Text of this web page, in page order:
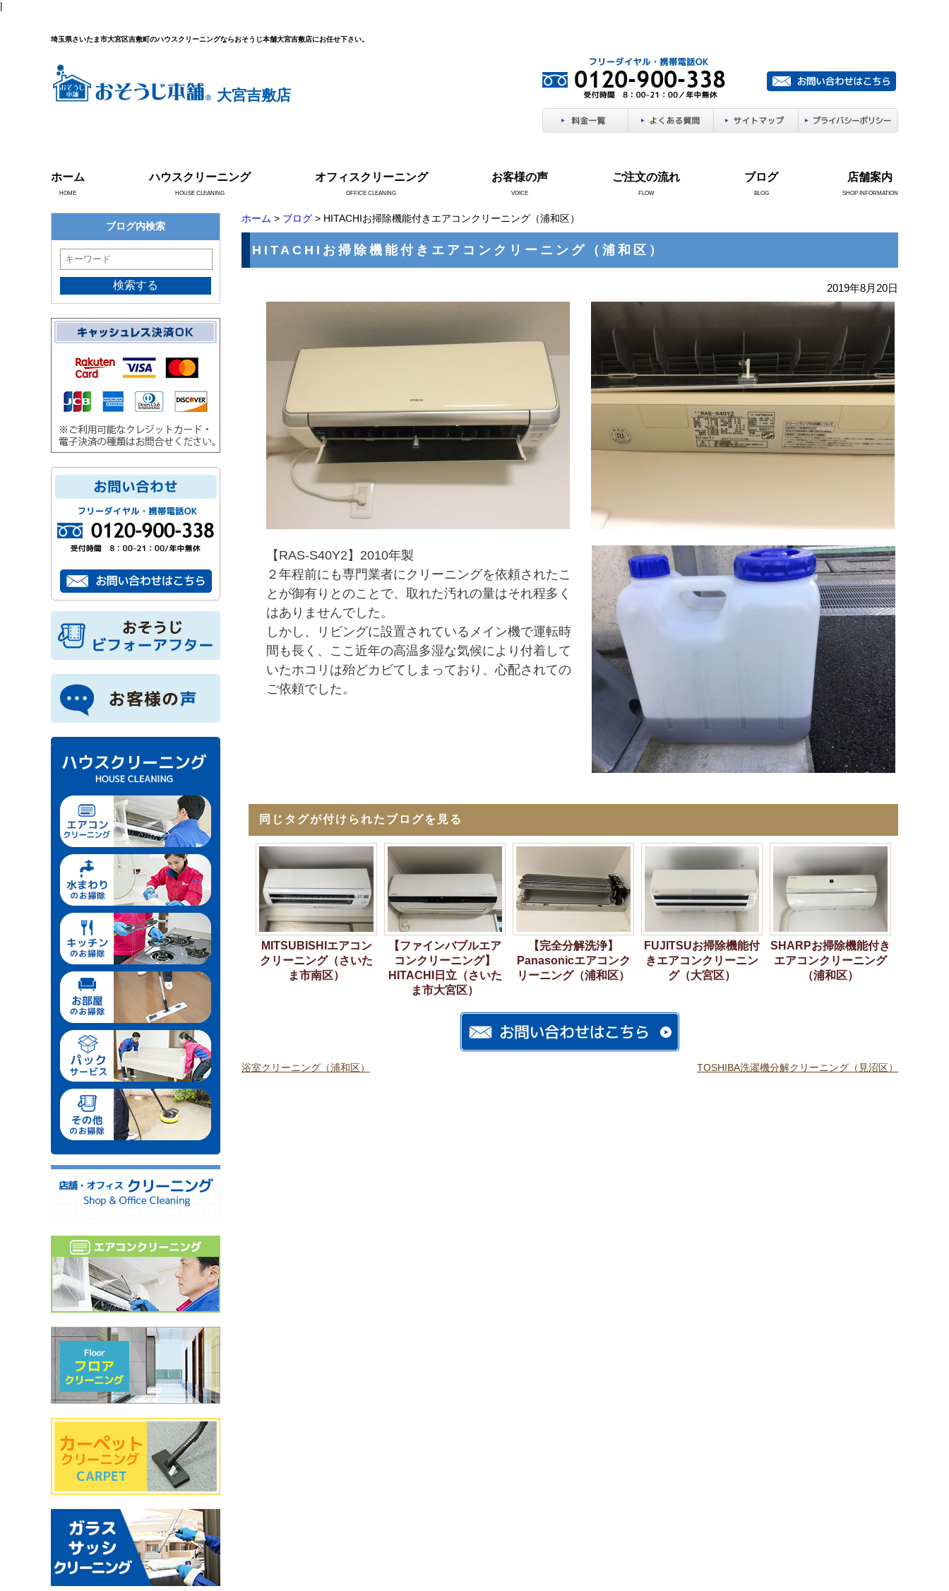
|
埼玉県さいたま市大宮区吉敷町のハウスクリーニングならおそうじ本舗大宮吉敷店にお任せ下さい。
大宮吉敷店
ホーム
HOME
ハウスクリーニング
HOUSE CLEANING
オフィスクリーニング
OFFICE CLEANING
お客様の声
VOICE
ご注文の流れ
FLOW
ブログ
BLOG
店舗案内
SHOP INFORMATION
ホーム > ブログ > HITACHIお掃除機能付きエアコンクリーニング（浦和区）
HITACHIお掃除機能付きエアコンクリーニング（浦和区）
2019年8月20日
【RAS-S40Y2】2010年製
２年程前にも専門業者にクリーニングを依頼されたこ
とが御有りとのことで、取れた汚れの量はそれ程多く
はありませんでした。
しかし、リビングに設置されているメイン機で運転時
間も長く、ここ近年の高温多湿な気候により付着して
いたホコリは殆どカビてしまっており、心配されての
ご依頼でした。
同じタグが付けられたブログを見る
MITSUBISHIエアコン
クリーニング（さいた
ま市南区）
【ファインバブルエア
コンクリーニング】
HITACHI日立（さいた
ま市大宮区）
【完全分解洗浄】
Panasonicエアコンク
リーニング（浦和区）
FUJITSUお掃除機能付
きエアコンクリーニン
グ（大宮区）
SHARPお掃除機能付き
エアコンクリーニング
（浦和区）
浴室クリーニング（浦和区） TOSHIBA洗濯機分解クリーニング（見沼区）
ブログ内検索